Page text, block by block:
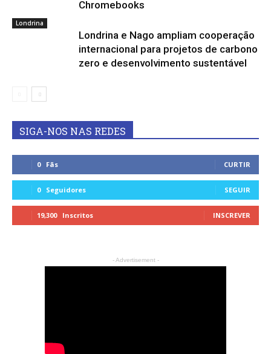
Chromebooks
Londrina
Londrina e Nago ampliam cooperação
internacional para projetos de carbono
zero e desenvolvimento sustentável
SIGA-NOS NAS REDES
0 Fãs CURTIR
0 Seguidores SEGUIR
19,300 Inscritos INSCREVER
- Advertisement -